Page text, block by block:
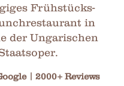
Frühstücks-
in
der Ungarischen
| 2000+ Reviews